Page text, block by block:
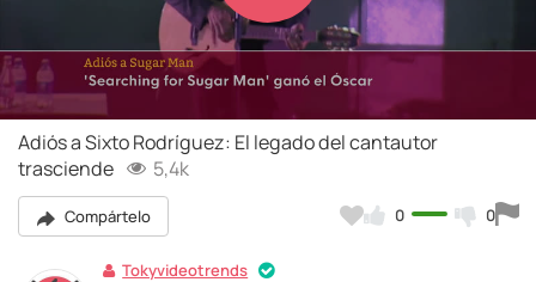
Video
Adiós a Sixto Rodríguez: El legado del cantautor
trasciende
5,4k
Compártelo 0 0
Tokyvideotrends